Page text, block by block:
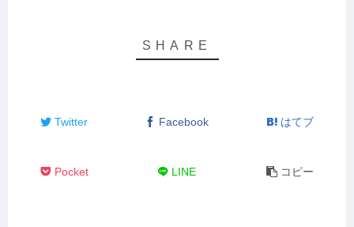
Twitter Facebook はてブ
Pocket LINE コピー